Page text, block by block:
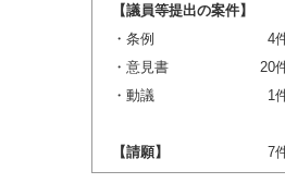
【議員等提出の案件】
・条例
4
・意見書
20
・動議
1
【請願】 7